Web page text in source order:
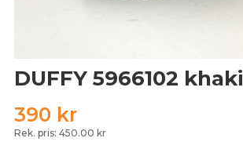
DUFFY 5966102 khaki
390 kr
Rek. pris: 450.00 kr